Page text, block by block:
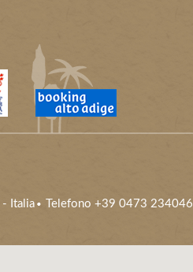
- Italia Telefono +39 0473 234046